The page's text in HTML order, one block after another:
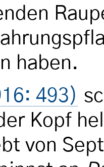
haben.
493)
Kopf
von